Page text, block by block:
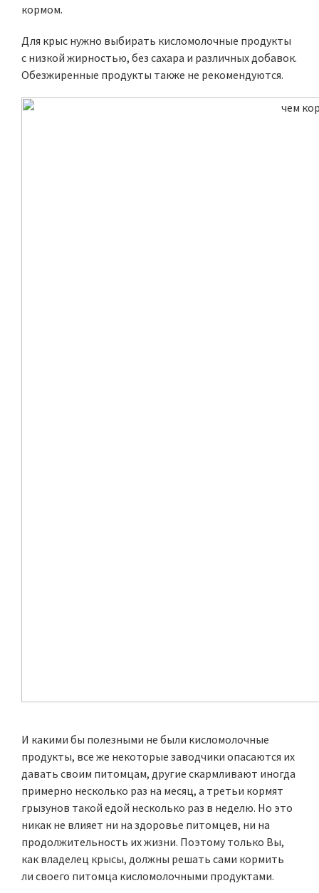
кормом.
Для крыс нужно выбирать кисломолочные продукты
с низкой жирностью, без сахара и различных добавок.
Обезжиренные продукты также не рекомендуются.
И какими бы полезными не были кисломолочные
продукты, все же некоторые заводчики опасаются их
давать своим питомцам, другие скармливают иногда
примерно несколько раз на месяц, а третьи кормят
грызунов такой едой несколько раз в неделю. Но это
никак не влияет ни на здоровье питомцев, ни на
продолжительность их жизни. Поэтому только Вы,
как владелец крысы, должны решать сами кормить
ли своего питомца кисломолочными продуктами.